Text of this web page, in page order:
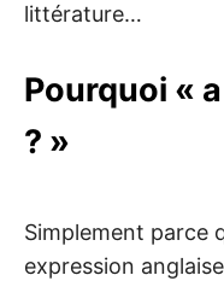
littérature…
Pourquoi «
? »
Simplement parce
expression